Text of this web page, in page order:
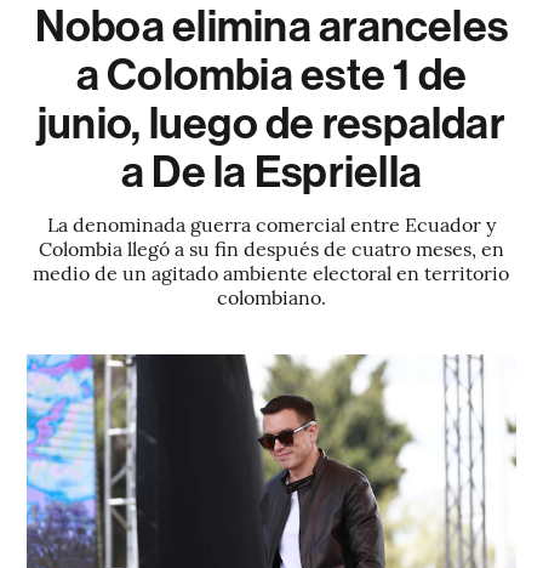
Noboa elimina aranceles
a Colombia este 1 de
junio, luego de respaldar
a De la Espriella
La denominada guerra comercial entre Ecuador y
Colombia llegó a su fin después de cuatro meses, en
medio de un agitado ambiente electoral en territorio
colombiano.